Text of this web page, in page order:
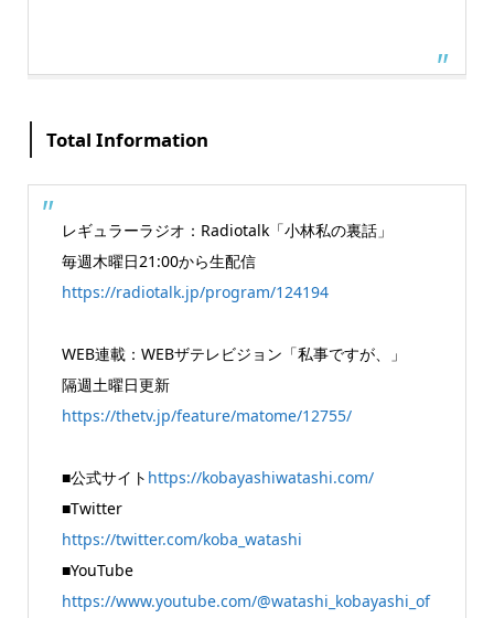
Total Information
レギュラーラジオ：Radiotalk「小林私の裏話」
毎週木曜日21:00から生配信
https://radiotalk.jp/program/124194
WEB連載：WEBザテレビジョン「私事ですが、」
隔週土曜日更新
https://thetv.jp/feature/matome/12755/
■公式サイト https://kobayashiwatashi.com/
■Twitter
https://twitter.com/koba_watashi
■YouTube
https://www.youtube.com/@watashi_kobayashi_of